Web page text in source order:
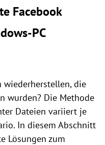
Facebook
PC
wiederherstellen, die
wurden? Die Methode
Dateien variiert je
In diesem Abschnitt
Lösungen zum